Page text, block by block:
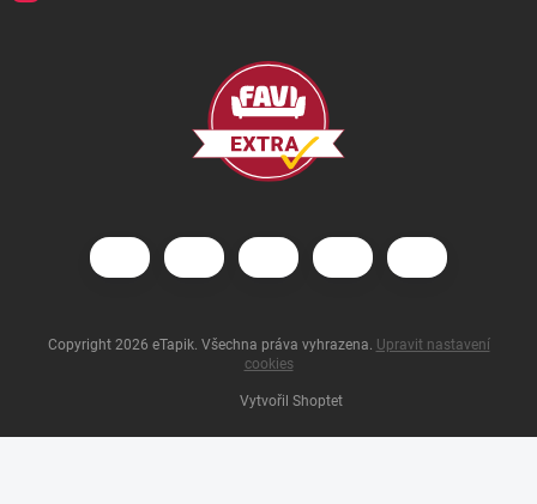
Vytvořil Shoptet
Copyright 2026 eTapik. Všechna práva vyhrazena. Upravit nastavení
cookies